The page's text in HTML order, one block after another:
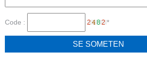
Code : *